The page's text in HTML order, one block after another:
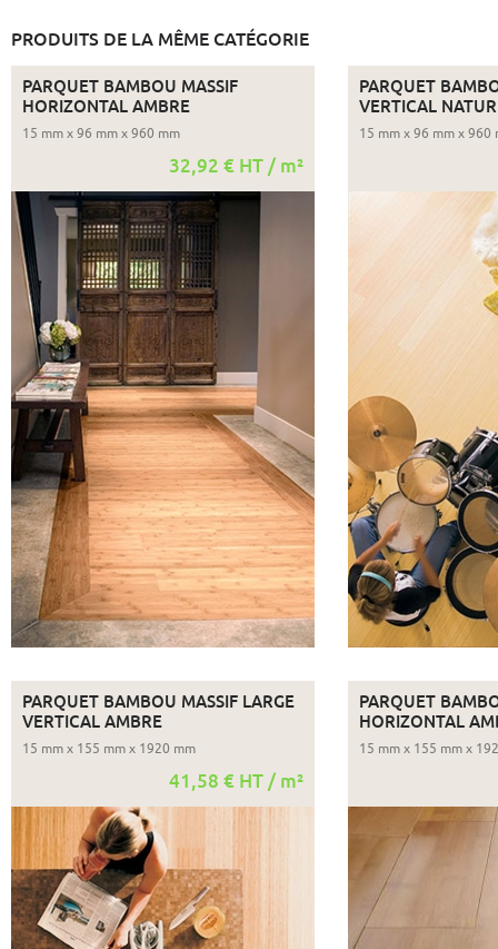
PRODUITS DE LA MÊME CATÉGORIE
PARQUET BAMBOU MASSIF
HORIZONTAL AMBRE
15 mm x 96 mm x 960 mm
32,92 € HT / m²
PARQUET
VERTICAL
15 mm x 96 mm x 960
PARQUET BAMBOU MASSIF LARGE
VERTICAL AMBRE
15 mm x 155 mm x 1920 mm
41,58 € HT / m²
PARQUET
HORIZONTAL
15 mm x 155 mm x